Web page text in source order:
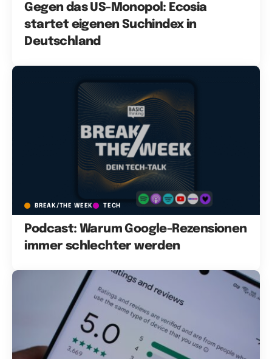
Gegen das US-Monopol: Ecosia
startet eigenen Suchindex in
Deutschland
BREAK/THE WEEK TECH
Podcast: Warum Google-Rezensionen
immer schlechter werden